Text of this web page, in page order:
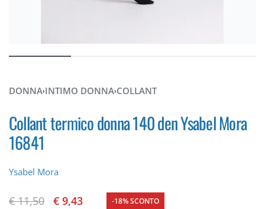
DONNA›INTIMO DONNA›COLLANT
Collant termico donna 140 den Ysabel Mora
16841
Ysabel Mora
€11,50 € 9,43 -18% SCONTO